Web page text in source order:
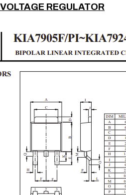
REGULATOR